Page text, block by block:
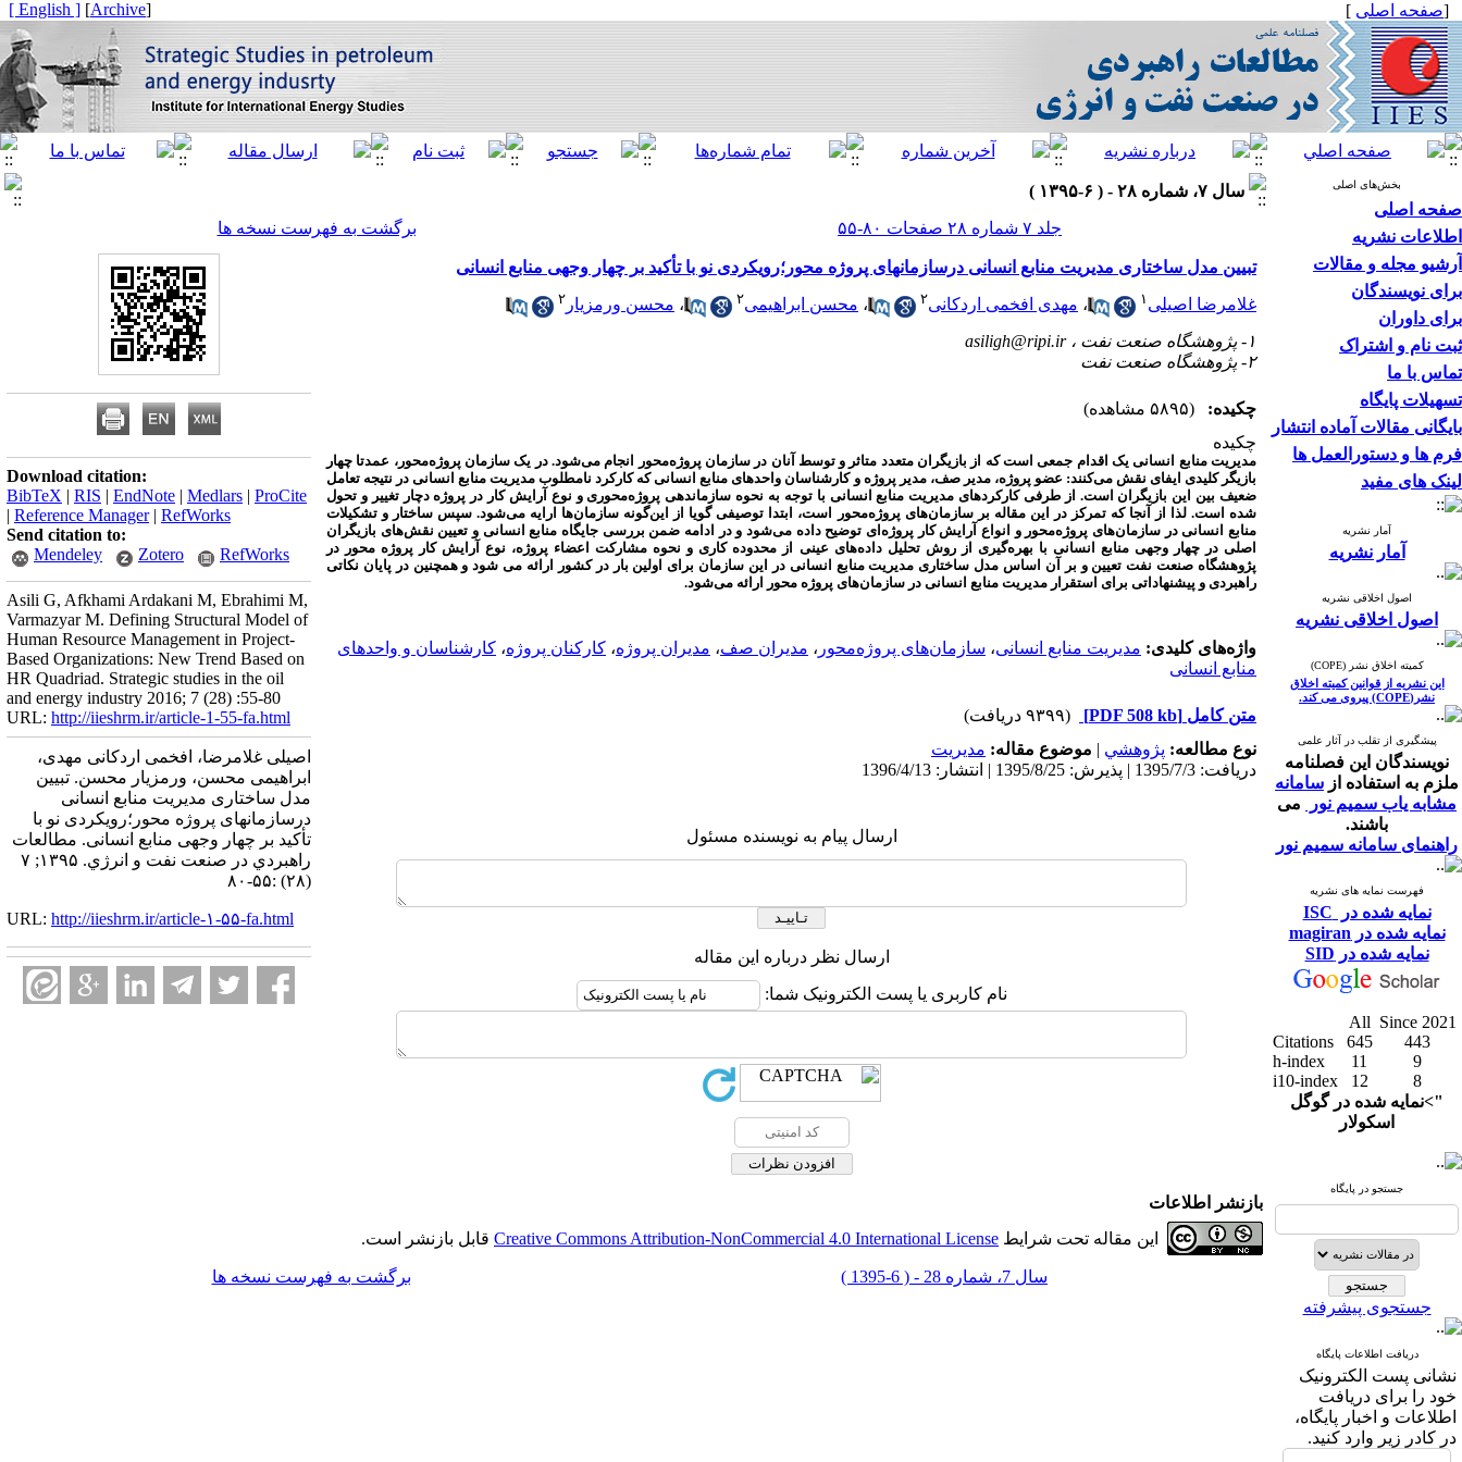
[صفحه اصلی ]
[
Archive
]
[ English ]
بخش‌های اصلی
صفحه اصلی
اطلاعات نشریه
آرشیو مجله و مقالات
برای نویسندگان
برای داوران
ثبت نام و اشتراک
تماس با ما
تسهیلات پایگاه
بایگانی مقالات آماده انتشار
فرم ها و دستورالعمل ها
لینک های مفید
آمار نشریه
آمار نشریه
اصول اخلاقی نشریه
اصول اخلاقی نشریه
کمیته اخلاق نشر (COPE)
این نشریه از قوانین کمیته اخلاق
نشر(COPE) پیروی می کند.
پیشگیری از تقلب در آثار علمی
نویسندگان این فصلنامه
ملزم به استفاده از سامانه
مشابه یاب سمیم نور
می
باشند.
راهنمای سامانه سمیم نور
فهرست نمایه های نشریه
نمایه شده در ISC
نمایه شده در magiran
نمایه شده در SID
All Since 2021
Citations
645
443
h-index
11
9
i10-index
12
8
">نمایه شده در گوگل
اسکولار
جستجو در پایگاه
جستجوی پیشرفته
دریافت اطلاعات پایگاه
نشانی پست الکترونیک
خود را برای دریافت
اطلاعات و اخبار پایگاه،
در کادر زیر وارد کنید.
سال ۷، شماره ۲۸ - ( ۶-۱۳۹۵ )
جلد ۷ شماره ۲۸ صفحات ۸۰-۵۵
برگشت به فهرست نسخه ها
تبیین مدل ساختاری مدیریت منابع انسانی درسازمانهای پروژه محور؛رویکردی نو با تأکید بر چهار وجهی منابع انسانی
غلامرضا اصیلی ۱ ، مهدی افخمی اردکانی۲ ، محسن ابراهیمی۲ ، محسن ورمزیار ۲
۱- پژوهشگاه صنعت نفت ،
asiligh@ripi.ir
۲- پژوهشگاه صنعت نفت
چکیده:
(۵۸۹۵ مشاهده)
چکیده
مدیریت منابع انسانی یک اقدام جمعی است که از بازیگران متعدد متاثر و توسط آنان در سازمان پروژه‌محور انجام می‌شود. در یک سازمان پروژه‌محور، عمدتا چهار
بازیگر کلیدی ایفای نقش‌ می‌کنند: عضو پروژه، مدیر صف، مدیر پروژه و کارشناسان واحدهای منابع انسانی که کارکرد نامطلوب مدیریت منابع انسانی در نتیجه تعامل
ضعیف بین این بازیگران است. از طرفی کارکردهای مدیریت منابع انسانی با توجه به نحوه سازماندهی پروژه‌محوری و نوع آرایش کار در پروژه دچار تغییر و تحول
شده است. لذا از آنجا که تمرکز در این مقاله بر سازمان‌های پروژه‌محور است، ابتدا توصیفی گویا از این‌گونه سازمان‌ها ارایه می‌شود. سپس ساختار و تشکیلات
منابع انسانی در سازمان‌های پروژه‌محور و انواع آرایش کار پروژه‌ای توضیح داده می‌شود و در ادامه ضمن بررسی جایگاه منابع انسانی و تعیین نقش‌های بازیگران
اصلی در چهار وجهی منابع انسانی با بهره‌گیری از روش تحلیل داده‌های عینی از محدوده کاری و نحوه مشارکت اعضاء پروژه، نوع آرایش کار پروژه محور در
پژوهشگاه صنعت نفت تعیین و بر آن اساس مدل ساختاری مدیریت منابع انسانی در این سازمان برای اولین بار در کشور ارائه می شود و همچنین در پایان نکاتی
راهبردی و پیشنهاداتی برای استقرار مدیریت منابع انسانی در سازمان‌های پروژه محور ارائه می‌شود.
واژه‌های کلیدی: مدیریت منابع انسانی، سازمان‌های پروژه‌محور ، مدیران صف، مدیران پروژه، کارکنان پروژه، کارشناسان و واحدهای
منابع انسانی
متن کامل [PDF 508 kb]
(۹۳۹۹ دریافت)
نوع مطالعه: پژوهشي | موضوع مقاله: مديريت
دریافت: 1395/7/3 | پذیرش: 1395/8/25 | انتشار: 1396/4/13
ارسال پیام به نویسنده مسئول
ارسال نظر درباره این مقاله
نام کاربری یا پست الکترونیک شما:
Download citation:
BibTeX | RIS | EndNote | Medlars | ProCite
| Reference Manager| RefWorks
Send citation to:
Mendeley
Zotero RefWorks
Asili G, Afkhami Ardakani M, Ebrahimi M,
Varmazyar M. Defining Structural Model of
Human Resource Management in Project-
Based Organizations: New Trend Based on
HR Quadriad. Strategic studies in the oil
and energy industry 2016; 7 (28) :55-80
URL: http://iieshrm.ir/article-1-55-fa.html
اصیلی غلامرضا، افخمی اردکانی مهدی،
ابراهیمی محسن، ورمزیار محسن. تبیین
مدل ساختاری مدیریت منابع انسانی
درسازمانهای پروژه محور؛رویکردی نو با
تأکید بر چهار وجهی منابع انسانی. مطالعات
راهبردي در صنعت نفت و انرژي. ۱۳۹۵; ۷
(۲۸) :۵۵-۸۰
URL: http://iieshrm.ir/article-۱-۵۵-fa.html
بازنشر اطلاعات
این مقاله تحت شرایط Creative Commons Attribution-NonCommercial 4.0 International License قابل بازنشر است.
سال 7، شماره 28 - ( 6-1395 ) برگشت به فهرست نسخه ها